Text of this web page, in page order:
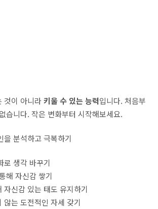
것이 아니라키울 수 있는 능력입니다. 처음부
습니다. 작은 변화부터 시작해보세요.
을 분석하고 극복하기
로 생각 바꾸기
해 자신감 쌓기
자신감 있는 태도 유지하기
않는 도전적인 자세 갖기